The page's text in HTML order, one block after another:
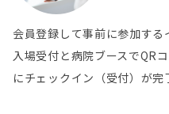
独立行政法人地域医療機能
カルセンター
医療法人社団協友会 彩の国
ンター
会員登録して事前に参加す
入場受付と病院ブースでQR
にチェックイン（受付）が完